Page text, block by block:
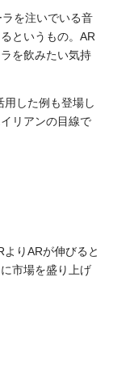
を注いでいる音
というもの。AR
を飲みたい気持
した例も登場し
リアンの目線で
りARが伸びると
市場を盛り上げ